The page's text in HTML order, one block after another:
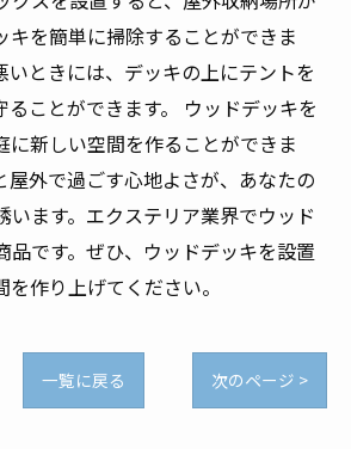
キを簡単に掃除することができま
いときには、デッキの上にテントを
ることができます。 ウッドデッキを
に新しい空間を作ることができま
屋外で過ごす心地よさが、あなたの
います。エクステリア業界でウッド
品です。ぜひ、ウッドデッキを設置
作り上げてください。
一覧に戻る 次のページ >